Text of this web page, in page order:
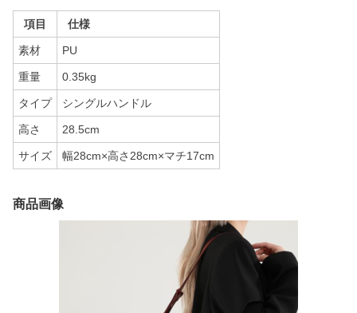
項目 仕様
素材 PU
重量 0.35kg
タイプ シングルハンドル
高さ 28.5cm
サイズ 幅28cm×高さ28cm×マチ17cm
商品画像